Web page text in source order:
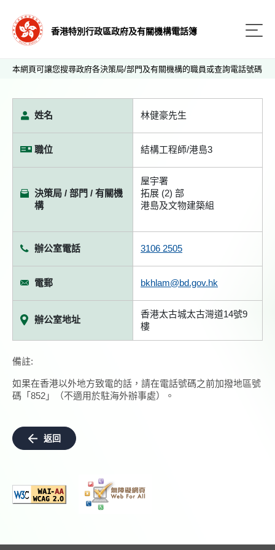
香港特別行政區政府及有關機構電話簿
本網頁可讓您搜尋政府各決策局/部門及有關機構的職員或查詢電話號碼
姓名 林健豪先生
職位 結構工程師/港島3
決策局 / 部門 / 有關機
構
屋宇署
拓展 (2) 部
港島及文物建築組
辦公室電話 3106 2505
電郵 bkhlam@bd.gov.hk
辦公室地址
香港太古城太古灣道14號9
樓
備註:
如果在香港以外地方致電的話，請在電話號碼之前加撥地區號
碼「852」（不適用於駐海外辦事處）。
返回